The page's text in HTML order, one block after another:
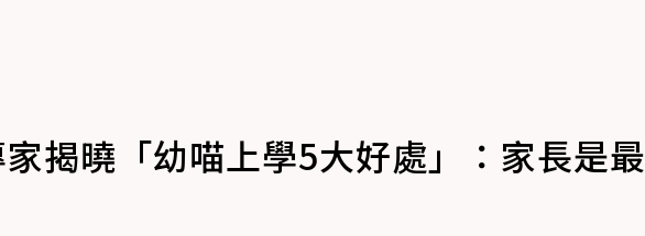
揭曉「幼喵上學5大好處」：家長是最